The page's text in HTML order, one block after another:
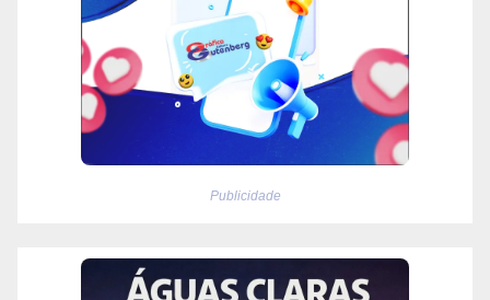
Publicidade